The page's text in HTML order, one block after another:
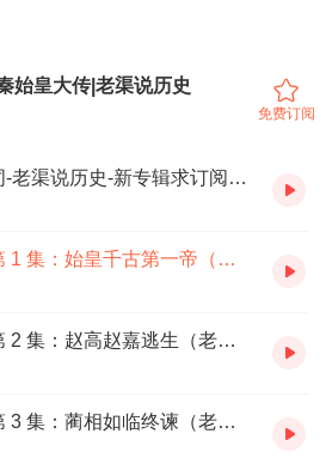
始皇大传|老渠说历史
免费订阅
【千古第一帝】-开刊词-老渠说历史-新专辑求订阅点赞评论！
【千古一帝-秦始皇】第 1 集：始皇千古第一帝（老渠说帝王）
【千古一帝-秦始皇】第 2 集：赵高赵嘉逃生（老渠说帝王）
【千古一帝-秦始皇】第 3 集：蔺相如临终谏（老渠说帝王）